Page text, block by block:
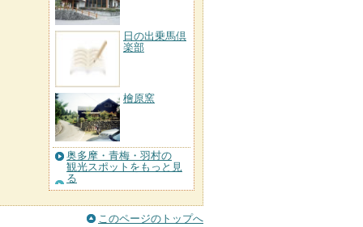
日の出乗馬倶
楽部
檜原窯
奥多摩・青梅・羽村の
観光スポットをもっと見
る
このページのトップへ